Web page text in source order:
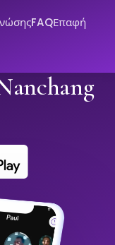
FAQΕπαφή